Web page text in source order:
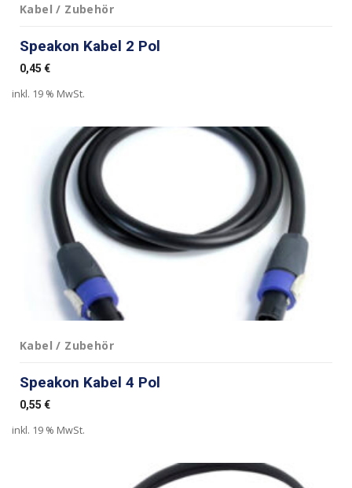
Kabel / Zubehör
Speakon Kabel 2 Pol
0,45 €
inkl. 19 % MwSt.
Kabel / Zubehör
Speakon Kabel 4 Pol
0,55 €
inkl. 19 % MwSt.